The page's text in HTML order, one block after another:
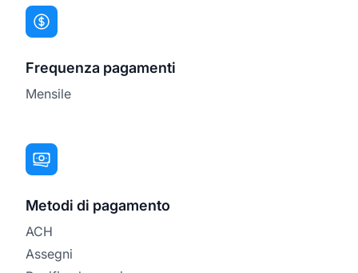
Frequenza pagamenti
Mensile
Metodi di pagamento
ACH
Assegni